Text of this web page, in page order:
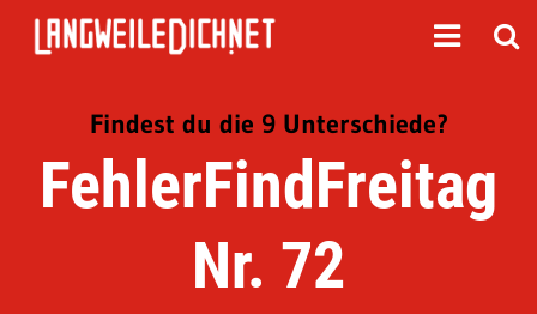
Findest du die 9 Unterschiede?
FehlerFindFreitag
Nr. 72